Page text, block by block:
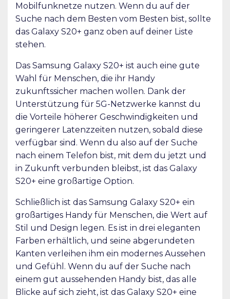
Mobilfunknetze nutzen. Wenn du auf der
Suche nach dem Besten vom Besten bist, sollte
das Galaxy S20+ ganz oben auf deiner Liste
stehen.
Das Samsung Galaxy S20+ ist auch eine gute
Wahl für Menschen, die ihr Handy
zukunftssicher machen wollen. Dank der
Unterstützung für 5G-Netzwerke kannst du
die Vorteile höherer Geschwindigkeiten und
geringerer Latenzzeiten nutzen, sobald diese
verfügbar sind. Wenn du also auf der Suche
nach einem Telefon bist, mit dem du jetzt und
in Zukunft verbunden bleibst, ist das Galaxy
S20+ eine großartige Option.
Schließlich ist das Samsung Galaxy S20+ ein
großartiges Handy für Menschen, die Wert auf
Stil und Design legen. Es ist in drei eleganten
Farben erhältlich, und seine abgerundeten
Kanten verleihen ihm ein modernes Aussehen
und Gefühl. Wenn du auf der Suche nach
einem gut aussehenden Handy bist, das alle
Blicke auf sich zieht, ist das Galaxy S20+ eine